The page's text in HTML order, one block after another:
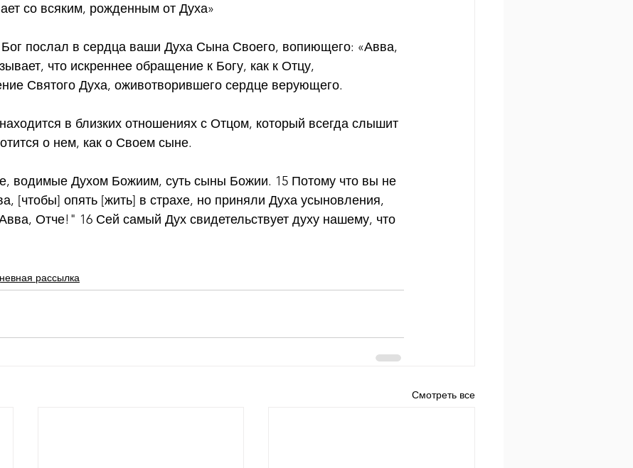
со всяким, рожденным от Духа»
послал в сердца ваши Духа Сына Своего, вопиющего: «Авва,
что искреннее обращение к Богу, как к Отцу,
Святого Духа, оживотворившего сердце верующего.
в близких отношениях с Отцом, который всегда слышит
о нем, как о Своем сыне.
водимые Духом Божиим, суть сыны Божии. 15 Потому что вы не
[чтобы] опять [жить] в страхе, но приняли Духа усыновления,
Отче!" 16 Сей самый Дух свидетельствует духу нашему, что
рассылка
Смотреть все